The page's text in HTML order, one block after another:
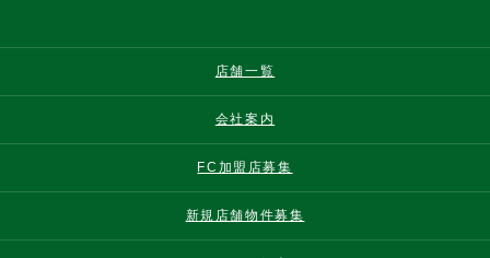
店舗一覧
会社案内
FC加盟店募集
新規店舗物件募集